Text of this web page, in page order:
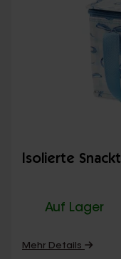
Isolierte
Auf Lager
Mehr Details